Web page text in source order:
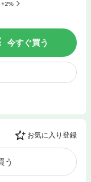
+2%
今すぐ買う
お気に入り登録
う